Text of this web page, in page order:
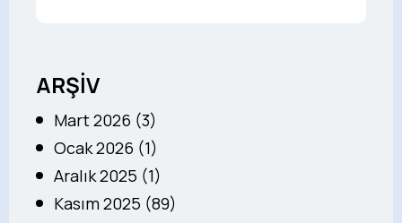
ARŞİV
Mart 2026 (3)
Ocak 2026 (1)
Aralık 2025 (1)
Kasım 2025 (89)